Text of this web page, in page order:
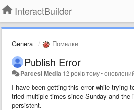
InteractBuilder
General Помилки
Publish Error
Pardesi Media 12 років тому•оновлений
I have been getting this error while trying
tried multiple times since Sunday and the
persistent.